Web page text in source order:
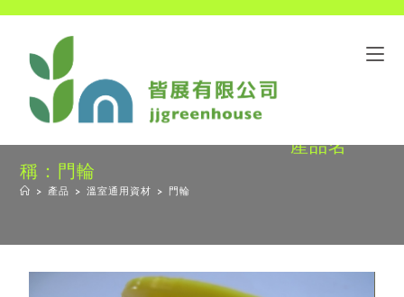
產品名
稱：門輪
> 產品 > 溫室通用資材 > 門輪